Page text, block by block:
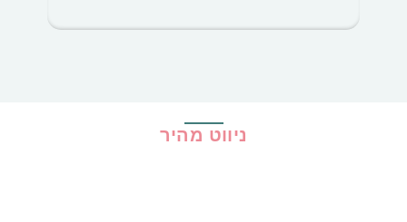
ניווט מהיר